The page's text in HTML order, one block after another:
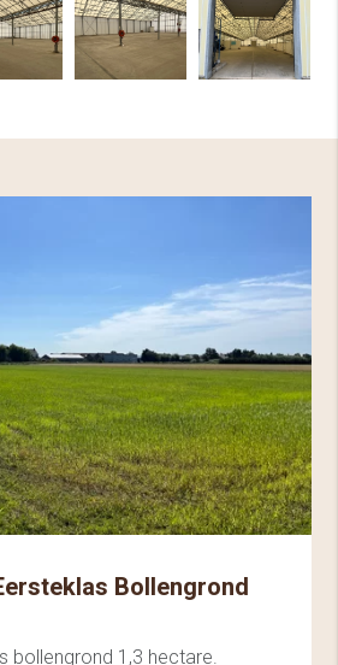
Bollengrond
bollengrond 1,3 hectare.